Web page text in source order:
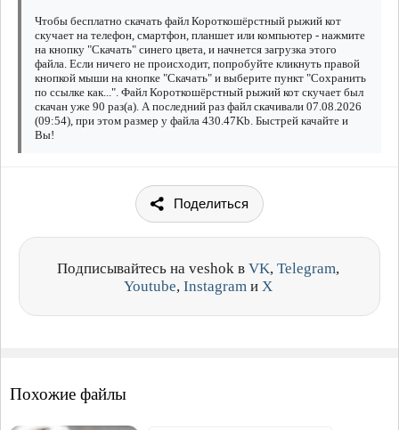
Чтобы бесплатно скачать файл Короткошёрстный рыжий кот
скучает на телефон, смартфон, планшет или компьютер - нажмите
на кнопку "Скачать" синего цвета, и начнется загрузка этого
файла. Если ничего не происходит, попробуйте кликнуть правой
кнопкой мыши на кнопке "Скачать" и выберите пункт "Сохранить
по ссылке как...". Файл Короткошёрстный рыжий кот скучает был
скачан уже 90 раз(а). А последний раз файл скачивали 07.08.2026
(09:54), при этом размер у файла 430.47Kb. Быстрей качайте и
Вы!
Поделиться
Подписывайтесь на veshok в VK, Telegram,
Youtube, Instagram и X
Похожие файлы